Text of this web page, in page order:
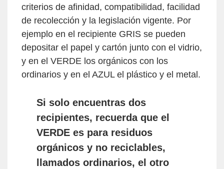
criterios de afinidad, compatibilidad, facilidad
de recolección y la legislación vigente. Por
ejemplo en el recipiente GRIS se pueden
depositar el papel y cartón junto con el vidrio,
y en el VERDE los orgánicos con los
ordinarios y en el AZUL el plástico y el metal.
Si solo encuentras dos
recipientes, recuerda que el
VERDE es para residuos
orgánicos y no reciclables,
llamados ordinarios, el otro